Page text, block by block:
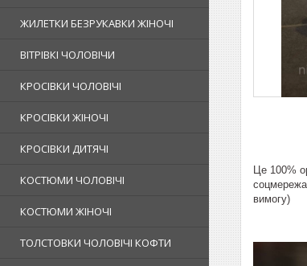
ЖИЛЕТКИ БЕЗРУКАВКИ ЖІНОЧІ
ВІТРІВКІ ЧОЛОВІЧИ
КРОСІВКИ ЧОЛОВІЧІ
КРОСІВКИ ЖІНОЧІ
КРОСІВКИ ДИТЯЧІ
КОСТЮМИ ЧОЛОВІЧІ
КОСТЮМИ ЖІНОЧІ
ТОЛСТОВКИ ЧОЛОВІЧІ КОФТИ
Це 100%
вимогу)